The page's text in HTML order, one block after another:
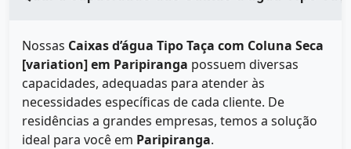
Nossas Caixas d’água Tipo Taça com Coluna Seca
[variation] em Paripiranga possuem diversas
capacidades, adequadas para atender às
necessidades específicas de cada cliente. De
residências a grandes empresas, temos a solução
ideal para você em Paripiranga.